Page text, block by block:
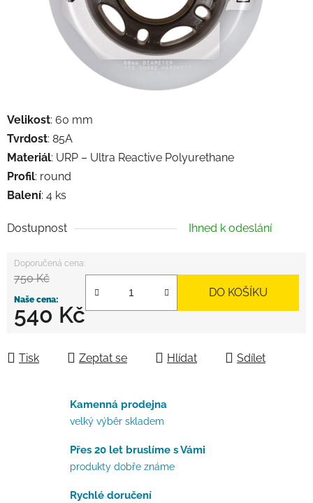
Velikost: 60 mm
Tvrdost: 85A
Materiál: URP – Ultra Reactive Polyurethane
Profil: round
Balení: 4 ks
Dostupnost Ihned k odeslání
750 Kč
540 Kč
DO KOŠÍKU
Tisk Zeptat se Hlídat Sdílet
Kamenná prodejna
velký výběr skladem
Přes 20 let bruslíme s Vámi
produkty dobře známe
Rychlé doručení